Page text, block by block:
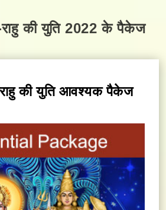
राहु की युति 2022 के पैकेज
राहु की युति आवश्यक पैकेज